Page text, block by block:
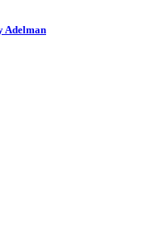
Adelman